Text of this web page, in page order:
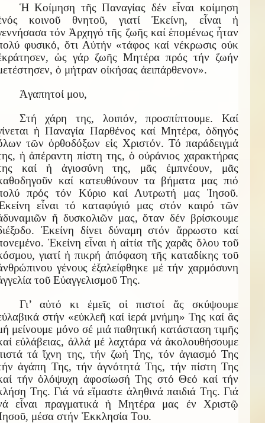
Ἡ Κοίμηση τῆς Παναγίας δέν εἶναι κοίμηση
κοινοῦ θνητοῦ, γιατί Ἐκείνη, εἶναι ἡ
τόν Ἀρχηγό τῆς ζωῆς καί ἑπομένως ἦταν
φυσικό, ὅτι Αὐτήν «τάφος καί νέκρωσις οὐκ
ὡς γάρ ζωῆς Μητέρα πρός τήν ζωήν
ὁ μήτραν οἰκήσας ἀειπάρθενον».
Ἀγαπητοί μου,
Στή χάρη της, λοιπόν, προσπίπτουμε. Καί
ἡ Παναγία Παρθένος καί Μητέρα, ὁδηγός
τῶν ὀρθοδόξων εἰς Χριστόν. Τό παράδειγμά
ἡ ἀπέραντη πίστη της, ὁ οὐράνιος χαρακτήρας
καί ἡ ἁγιοσύνη της, μᾶς ἐμπνέουν, μᾶς
καί κατευθύνουν τα βήματα μας πιό
πρός τόν Κύριο καί Λυτρωτή μας Ἰησοῦ.
εἶναι τό καταφύγιό μας στόν καιρό τῶν
ἤ δυσκολιῶν μας, ὅταν δέν βρίσκουμε
Ἐκείνη δίνει δύναμη στόν ἄρρωστο καί
Ἐκείνη εἶναι ἡ αἰτία τῆς χαρᾶς ὅλου τοῦ
γιατί ἡ πικρή ἀπόφαση τῆς καταδίκης τοῦ
γένους ἐξαλείφθηκε μέ τήν χαρμόσυνη
τοῦ Εὐαγγελισμοῦ Της.
Γι’ αὐτό κι ἐμεῖς οἱ πιστοί ἄς σκύψουμε
στήν «εὐκλεῆ καί ἱερά μνήμη» Της καί ἄς
μείνουμε μόνο σέ μιά παθητική κατάσταση τιμῆς
εὐλάβειας, ἀλλά μέ λαχτάρα νά ἀκολουθήσουμε
τά ἴχνη της, τήν ζωή Της, τόν ἁγιασμό Της
ἀγάπη Της, τήν ἁγνότητά Της, τήν πίστη Της
τήν ὁλόψυχη ἀφοσίωσή Της στό Θεό καί τήν
Της. Γιά νά εἴμαστε ἀληθινά παιδιά Της. Γιά
εἶναι πραγματικά ἡ Μητέρα μας ἐν Χριστῷ
μέσα στήν Ἐκκλησία Του.